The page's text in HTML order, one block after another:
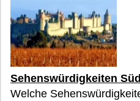
Sehenswürdigkeiten
Welche